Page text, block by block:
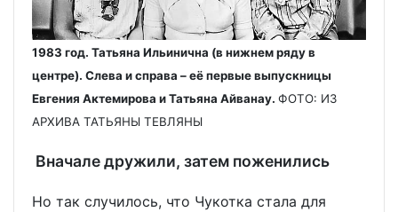
1983 год. Татьяна Ильинична (в нижнем ряду в
центре). Слева и справа – её первые выпускницы
Евгения Актемирова и Татьяна Айванау. ФОТО: ИЗ
АРХИВА ТАТЬЯНЫ ТЕВЛЯНЫ
Вначале дружили, затем поженились
Но так случилось, что Чукотка стала для